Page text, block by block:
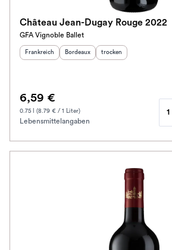
Château Jean-Dugay Rouge 2022
GFA Vignoble Ballet
Herkunftsland
Frankreich Herkunftsregion:
Bordeaux Geschmack
trocken
6,59 €
0.75 l (8.79 € / 1 Liter)
Lebensmittelangaben
1